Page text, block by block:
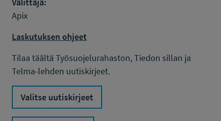
Apix
Laskutuksen ohjeet
Tilaa täältä Työsuojelurahaston, Tiedon sillan ja
Telma-lehden uutiskirjeet.
Valitse uutiskirjeet